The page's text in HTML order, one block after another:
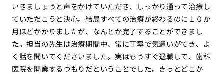
いきましょうと声をかけていただき、しっかり通って治療し
ていただこうと決心。結局すべての治療が終わるのに１０か
月ほどかかりましたが、なんとか完了することができまし
た。担当の先生は治療期間中、常に丁寧で気遣いができ、よ
く話を聞いてくださいました。実はもうすぐ退職して、歯科
医院を開業するつもりだということでした。きっとどこか